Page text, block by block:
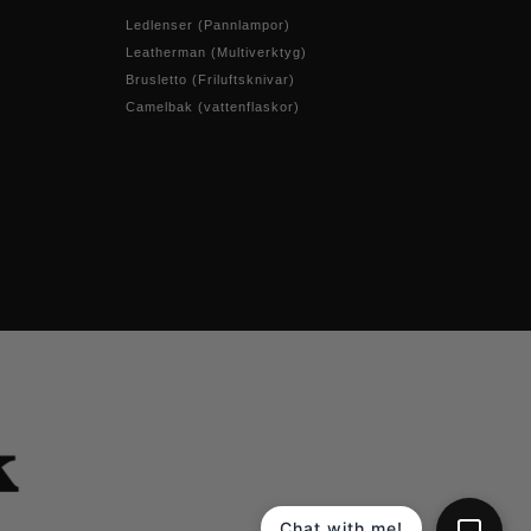
Ledlenser (Pannlampor)
Leatherman (Multiverktyg)
Brusletto (Friluftsknivar)
Camelbak (vattenflaskor)